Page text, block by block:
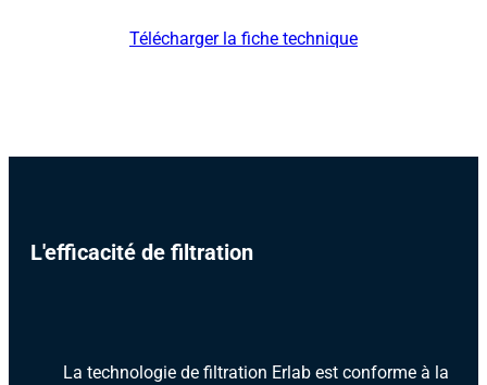
Télécharger la fiche technique
L'efficacité de filtration
La technologie de filtration Erlab est conforme à la